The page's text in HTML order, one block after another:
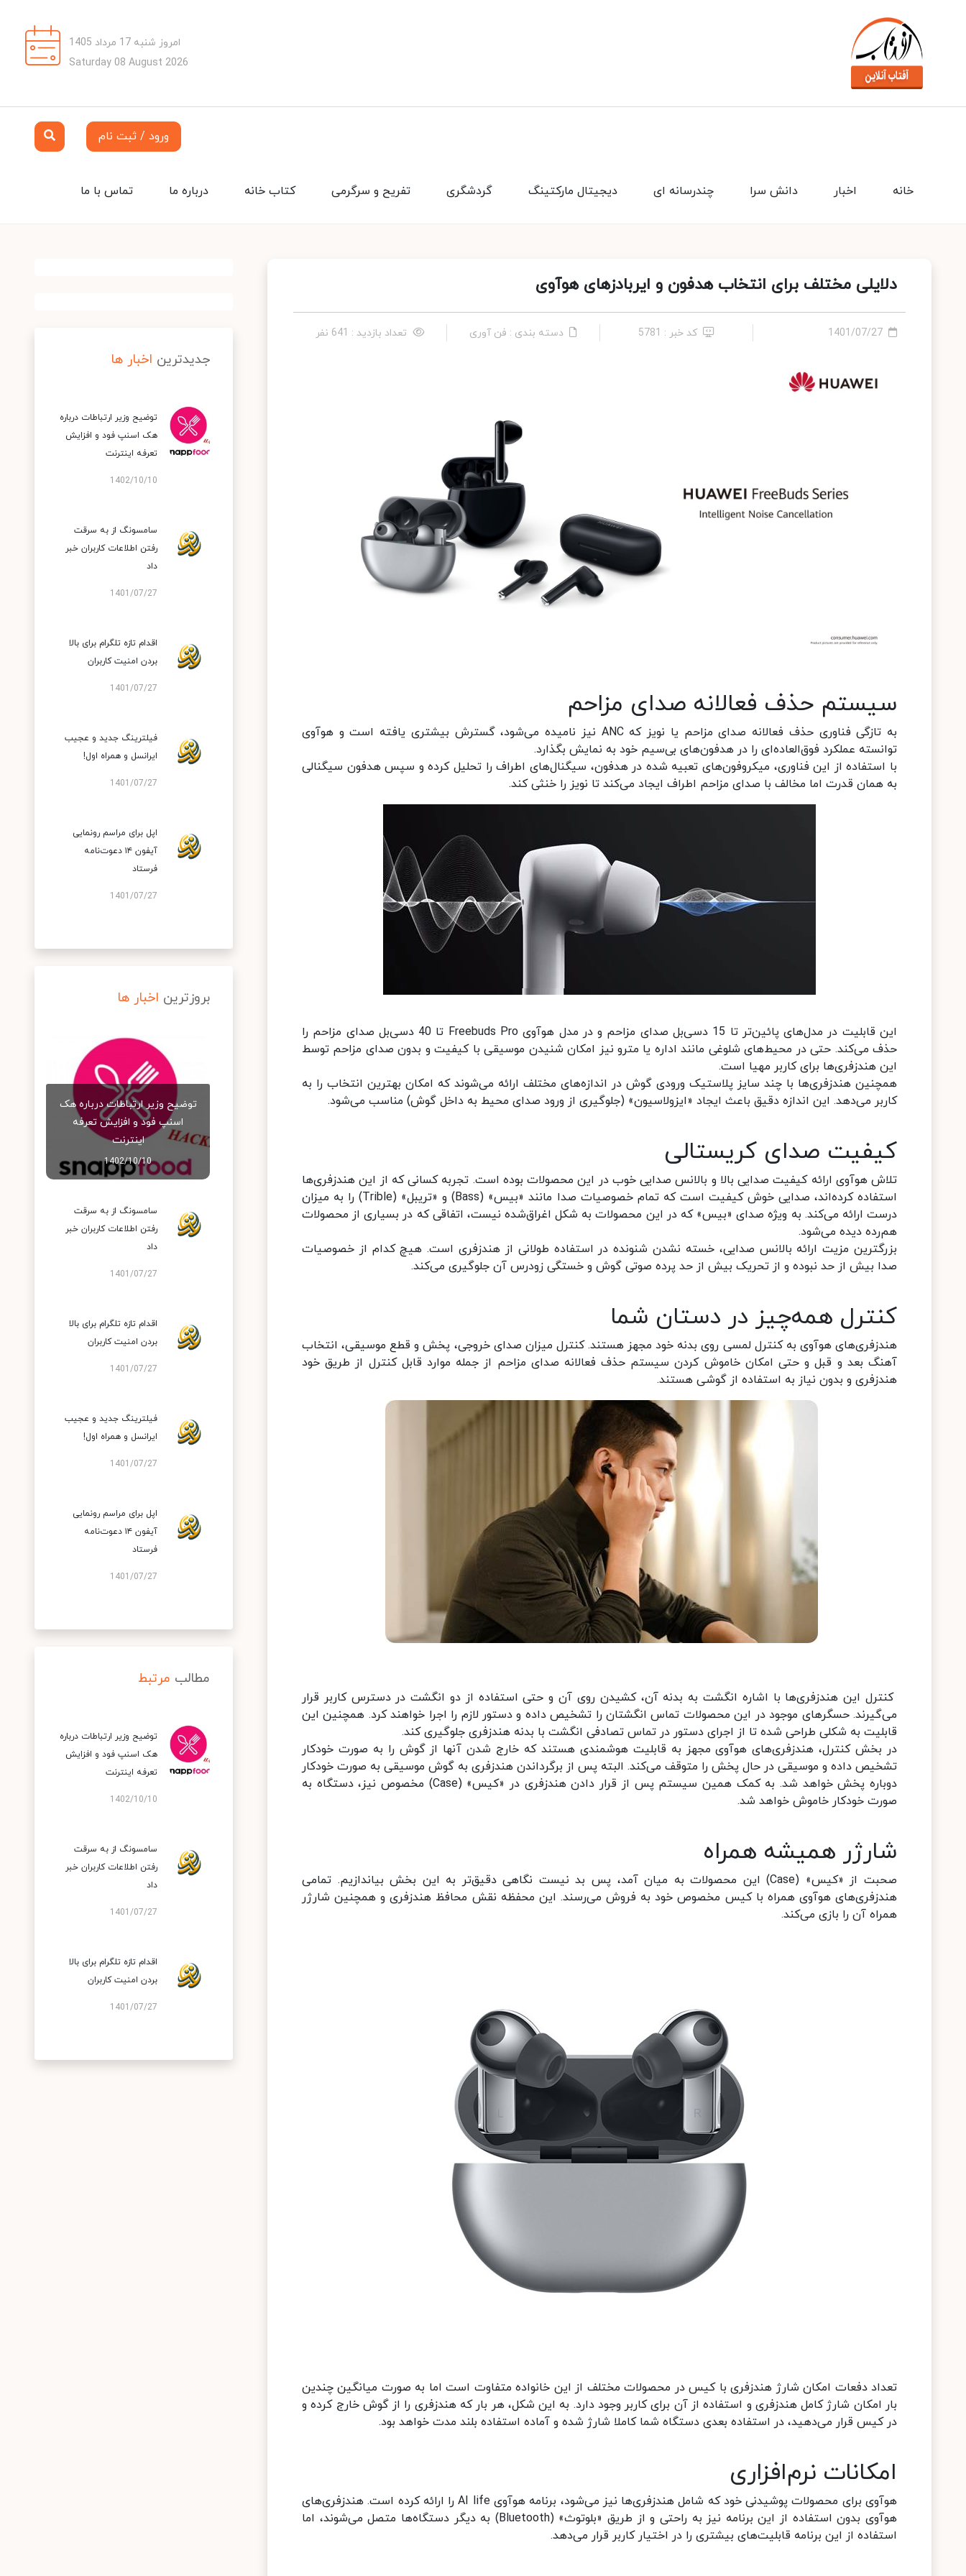
امروز شنبه 17 مرداد 1405
Saturday 08 August 2026
ورود / ثبت نام
تماس با ما درباره ما کتاب خانه تفریح و سرگرمی گردشگری دیجیتال مارکتینگ چندرسانه ای دانش سرا اخبار خانه
دلایلی مختلف برای انتخاب هدفون و ایربادزهای هوآوی
1401/07/27 کد خبر : 5781 دسته بندی : فن آوری تعداد بازدید : 641 نفر
سیستم حذف فعالانه صدای مزاحم
به تازگی فناوری حذف فعالانه صدای مزاحم یا نویز که ANC نیز نامیده می‌شود، گسترش بیشتری یافته است و هوآوی
توانسته عملکرد فوق‌العاده‌ای را در هدفون‌های بی‌سیم خود به نمایش بگذارد.
با استفاده از این فناوری، میکروفون‌های تعبیه شده در هدفون، سیگنال‌های اطراف را تحلیل کرده و سپس هدفون سیگنالی
به همان قدرت اما مخالف با صدای مزاحم اطراف ایجاد می‌کند تا نویز را خنثی کند.
این قابلیت در مدل‌های پائین‌تر تا 15 دسی‌بل صدای مزاحم و در مدل هوآوی Freebuds Pro تا 40 دسی‌بل صدای مزاحم را
حذف می‌کند. حتی در محیط‌های شلوغی مانند اداره یا مترو نیز امکان شنیدن موسیقی با کیفیت و بدون صدای مزاحم توسط
این هندزفری‌ها برای کاربر مهیا است.
همچنین هندزفری‌ها با چند سایز پلاستیک ورودی گوش در اندازه‌های مختلف ارائه می‌شوند که امکان بهترین انتخاب را به
کاربر می‌دهد. این اندازه دقیق باعث ایجاد «ایزولاسیون» (جلوگیری از ورود صدای محیط به داخل گوش) مناسب می‌شود.
کیفیت صدای کریستالی
تلاش هوآوی ارائه کیفیت صدایی بالا و بالانس صدایی خوب در این محصولات بوده است. تجربه کسانی که از این هندزفری‌ها
استفاده کرده‌اند، صدایی خوش کیفیت است که تمام خصوصیات صدا مانند «بیس» (Bass) و «تریبل» (Trible) را به میزان
درست ارائه می‌کند. به ویژه صدای «بیس» که در این محصولات به شکل اغراق‌شده نیست، اتفاقی که در بسیاری از محصولات
هم‌رده دیده می‌شود.
بزرگترین مزیت ارائه بالانس صدایی، خسته نشدن شنونده در استفاده طولانی از هندزفری است. هیچ کدام از خصوصیات
صدا بیش از حد نبوده و از تحریک بیش از حد پرده صوتی گوش و خستگی زودرس آن جلوگیری می‌کند.
کنترل همه‌چیز در دستان شما
هندزفری‌های هوآوی به کنترل لمسی روی بدنه خود مجهز هستند. کنترل میزان صدای خروجی، پخش و قطع موسیقی، انتخاب
آهنگ بعد و قبل و حتی امکان خاموش کردن سیستم حذف فعالانه صدای مزاحم از جمله موارد قابل کنترل از طریق خود
هندزفری و بدون نیاز به استفاده از گوشی هستند.
کنترل این هندزفری‌ها‌ با اشاره انگشت به بدنه آن، کشیدن روی آن و حتی استفاده از دو انگشت در دسترس کاربر قرار
می‌گیرند. حسگرهای موجود در این محصولات تماس انگشتان را تشخیص داده و دستور لازم را اجرا خواهند کرد. همچنین این
قابلیت به شکلی طراحی شده تا از اجرای دستور در تماس تصادفی انگشت با بدنه هندزفری جلوگیری کند.
در بخش کنترل، هندزفری‌های هوآوی مجهز به قابلیت هوشمندی هستند که خارج شدن آنها از گوش را به صورت خودکار
تشخیص داده و موسیقی در حال پخش را متوقف می‌کند. البته پس از برگرداندن هندزفری به گوش موسیقی به صورت خودکار
دوباره پخش خواهد شد. به کمک همین سیستم پس از قرار دادن هندزفری در «کیس» (Case) مخصوص نیز، دستگاه به
صورت خودکار خاموش خواهد شد.
شارژر همیشه همراه
صحبت از «کیس» (Case) این محصولات به میان آمد، پس بد نیست نگاهی دقیق‌تر به این بخش بیاندازیم. تمامی
هندزفری‌های هوآوی همراه با کیس مخصوص خود به فروش می‌رسند. این محفظه نقش محافظ هندزفری و همچنین شارژر
همراه آن را بازی می‌کند.
تعداد دفعات امکان شارژ هندزفری با کیس در محصولات مختلف از این خانواده متفاوت است اما به صورت میانگین چندین
بار امکان شارژ کامل هندزفری و استفاده از آن برای کاربر وجود دارد. به این شکل، هر بار که هندزفری را از گوش خارج کرده و
در کیس قرار می‌دهید، در استفاده بعدی دستگاه شما کاملا شارژ شده و آماده استفاده بلند مدت خواهد بود.
امکانات نرم‌افزاری
هوآوی برای محصولات پوشیدنی خود که شامل هندزفری‌ها نیز می‌شود، برنامه هوآوی AI life را ارائه کرده است. هندزفری‌های
هوآوی بدون استفاده از این برنامه نیز به راحتی و از طریق «بلوتوث» (Bluetooth) به دیگر دستگاه‌ها متصل می‌شوند، اما
استفاده از این برنامه قابلیت‌های بیشتری را در اختیار کاربر قرار می‌دهد.
جدیدترین اخبار ها
توضیح وزیر ارتباطات درباره
هک اسنپ‌ فود و افزایش
تعرفه اینترنت
1402/10/10
سامسونگ از به سرقت
رفتن اطلاعات کاربران خبر
داد
1401/07/27
اقدام تازه تلگرام برای بالا
بردن امنیت کاربران
1401/07/27
فیلترینگ جدید و عجیب
ایرانسل و همراه اول!
1401/07/27
اپل برای مراسم رونمایی
آیفون ۱۴ دعوت‌نامه
فرستاد
1401/07/27
بروزترین اخبار ها
توضیح وزیر ارتباطات درباره هک
اسنپ‌ فود و افزایش تعرفه
اینترنت
1402/10/10
سامسونگ از به سرقت
رفتن اطلاعات کاربران خبر
داد
1401/07/27
اقدام تازه تلگرام برای بالا
بردن امنیت کاربران
1401/07/27
فیلترینگ جدید و عجیب
ایرانسل و همراه اول!
1401/07/27
اپل برای مراسم رونمایی
آیفون ۱۴ دعوت‌نامه
فرستاد
1401/07/27
مطالب مرتبط
توضیح وزیر ارتباطات درباره
هک اسنپ‌ فود و افزایش
تعرفه اینترنت
1402/10/10
سامسونگ از به سرقت
رفتن اطلاعات کاربران خبر
داد
1401/07/27
اقدام تازه تلگرام برای بالا
بردن امنیت کاربران
1401/07/27